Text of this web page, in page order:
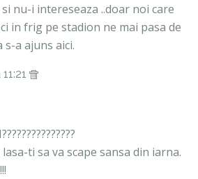
nu-i intereseaza ..doar noi care
in frig pe stadion ne mai pasa de
s-a ajuns aici.
ti sa va scape sansa din iarna.